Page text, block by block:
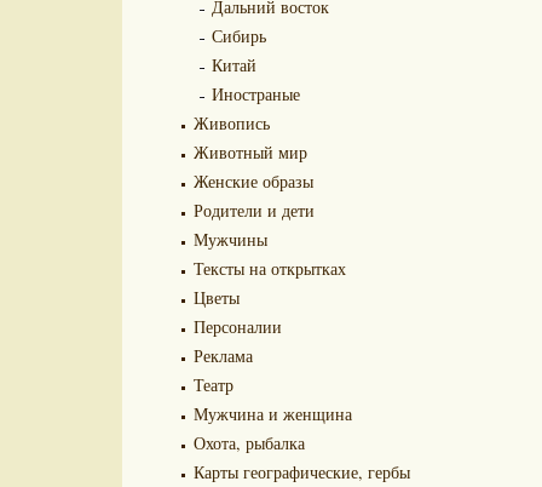
Дальний восток
Сибирь
Китай
Иностраные
Живопись
Животный мир
Женские образы
Родители и дети
Мужчины
Тексты на открытках
Цветы
Персоналии
Реклама
Театр
Мужчина и женщина
Охота, рыбалка
Карты географические, гербы